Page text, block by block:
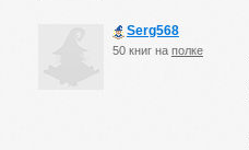
Serg568
50 книг на полке